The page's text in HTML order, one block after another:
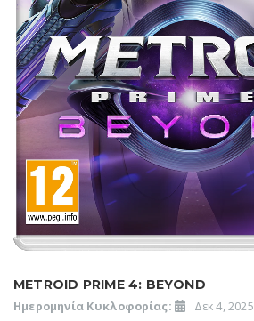
METROID PRIME 4: BEYOND
Ημερομηνία Κυκλοφορίας: Δεκ 4, 2025